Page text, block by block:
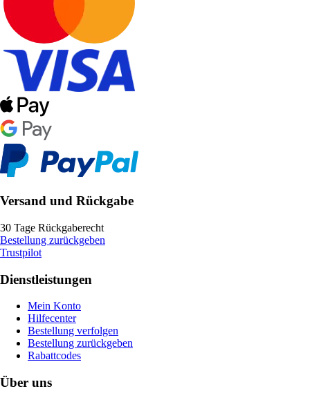
Versand und Rückgabe
30 Tage Rückgaberecht
Bestellung zurückgeben
Trustpilot
Dienstleistungen
Mein Konto
Hilfecenter
Bestellung verfolgen
Bestellung zurückgeben
Rabattcodes
Über uns